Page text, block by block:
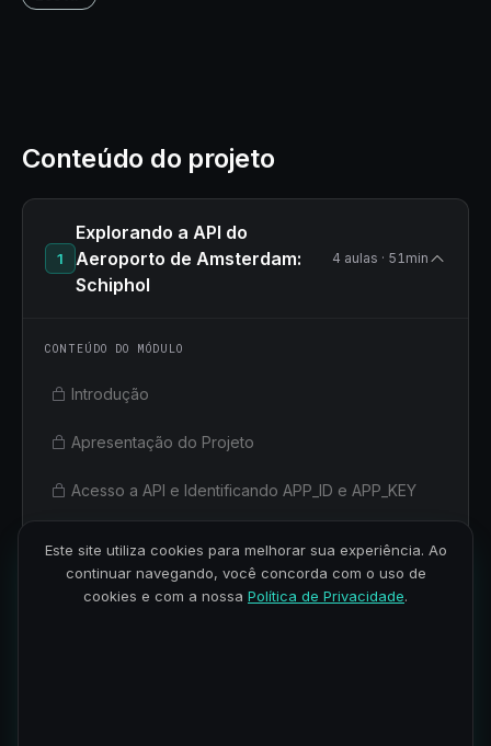
Conteúdo do projeto
1
Explorando a API do
Aeroporto de Amsterdam:
Schiphol
4 aulas · 51min
CONTEÚDO DO MÓDULO
Introdução
Apresentação do Projeto
Acesso a API e Identificando APP_ID e APP_KEY
Este site utiliza cookies para melhorar sua experiência. Ao
continuar navegando, você concorda com o uso de
cookies e com a nossa Política de Privacidade.